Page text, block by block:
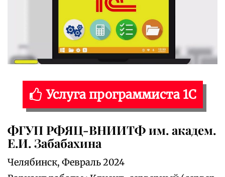
Услуга программиста 1С
ФГУП РФЯЦ-ВНИИТФ им. академ.
Е.И. Забабахина
Челябинск, Февраль 2024